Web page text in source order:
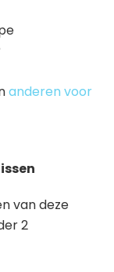
anderen voor
van deze
2